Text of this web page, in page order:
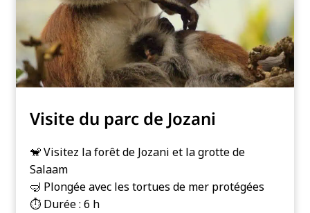
Visite du parc de Jozani
🐒 Visitez la forêt de Jozani et la grotte de
Salaam
🤿 Plongée avec les tortues de mer protégées
⏱️ Durée : 6 h